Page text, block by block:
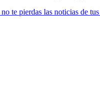
te pierdas las noticias de